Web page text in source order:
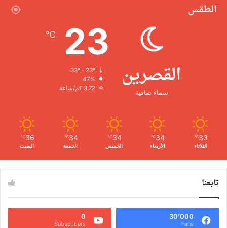
الطقس
القصرين
سماء صافية
23
℃
47%
3.72 كم/ساعة
33
℃
الثلاثاء
34
℃
الأربعاء
34
℃
الخميس
34
℃
الجمعة
36
℃
السبت
تابعنا
30٬000
Fans
0
Subscribers